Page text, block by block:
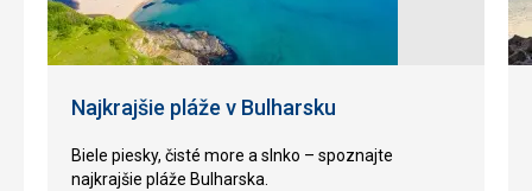
piesku
vybudovanie
Nenáročné
stavby
Najkrajšie pláže v Bulharsku
Biele piesky, čisté more a slnko – spoznajte
najkrajšie pláže Bulharska.